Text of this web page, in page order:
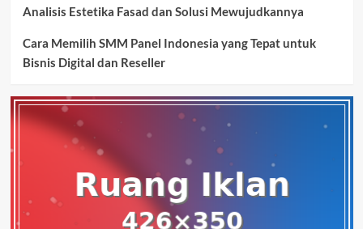
Analisis Estetika Fasad dan Solusi Mewujudkannya
Cara Memilih SMM Panel Indonesia yang Tepat untuk
Bisnis Digital dan Reseller